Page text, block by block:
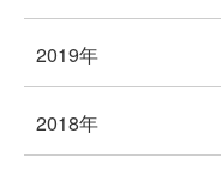
2019年
2018年